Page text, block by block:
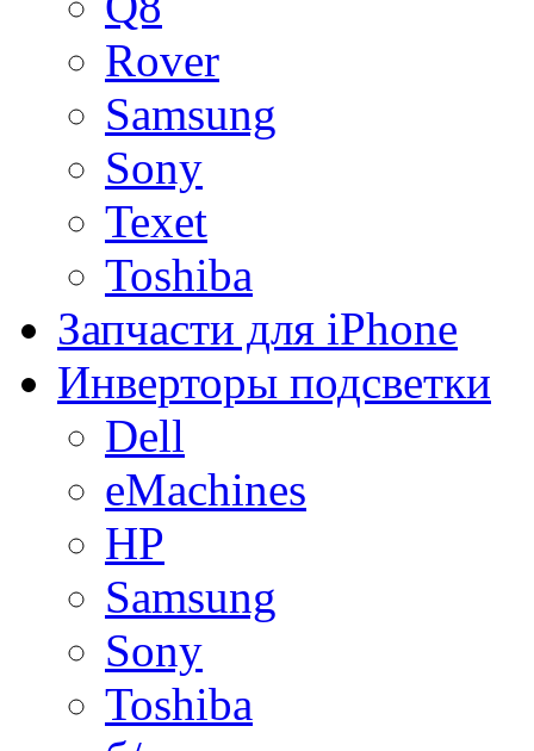
Rover
Samsung
Sony
Texet
Toshiba
Запчасти для iPhone
Инверторы подсветки
Dell
eMachines
HP
Samsung
Sony
Toshiba